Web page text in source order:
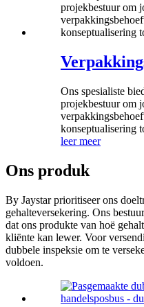
Ons spesialiste
projekbestuur om
konseptualisering
leer meer
Ons produk
By Jaystar prioritiseer ons
gehalteversekering. Ons
dat ons produkte van hoë
kliënte kan lewer. Voor
dubbele inspeksie om te
voldoen.